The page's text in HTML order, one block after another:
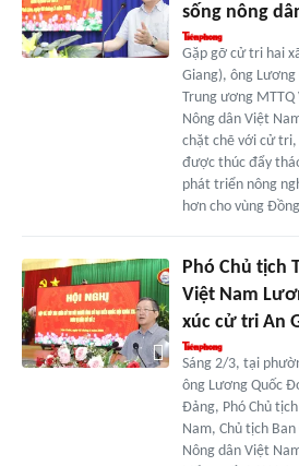
sống nông
Gặp gỡ cử tri hai
Giang), ông Lương
Trung ương
Nông dân Việt
chặt chẽ với cử
được thúc đẩy
phát triển nông
hơn cho vùng
Phó Chủ tịch
Việt Nam
xúc cử tri An
Sáng 2/3, tại
ông Lương Quốc
Đảng, Phó Chủ
Nam, Chủ tịch
Nông dân Việt